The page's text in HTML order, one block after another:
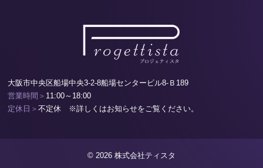
大阪市中央区船場中央3-2-8船場センタービル8-Ｂ189
営業時間＞ 11:00～18:00
定休日＞不定休 ※詳しくはお知らせをご覧ください。
© 2026 株式会社ティスタ